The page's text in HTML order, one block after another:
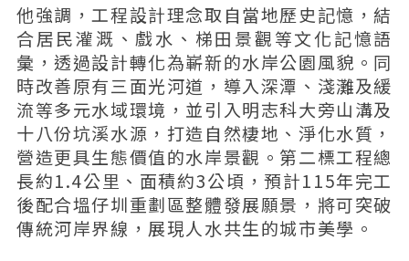
他強調，工程設計理念取自當地歷史記憶，結
合居民灌溉、戲水、梯田景觀等文化記憶語
彙，透過設計轉化為嶄新的水岸公園風貌。同
時改善原有三面光河道，導入深潭、淺灘及緩
流等多元水域環境，並引入明志科大旁山溝及
十八份坑溪水源，打造自然棲地、淨化水質，
營造更具生態價值的水岸景觀。第二標工程總
長約1.4公里、面積約3公頃，預計115年完工
後配合塭仔圳重劃區整體發展願景，將可突破
傳統河岸界線，展現人水共生的城市美學。